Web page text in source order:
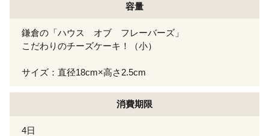
容量
鎌倉の「ハウス オブ フレーバーズ」
こだわりのチーズケーキ！（小）
サイズ：直径18cm×高さ2.5cm
消費期限
4日